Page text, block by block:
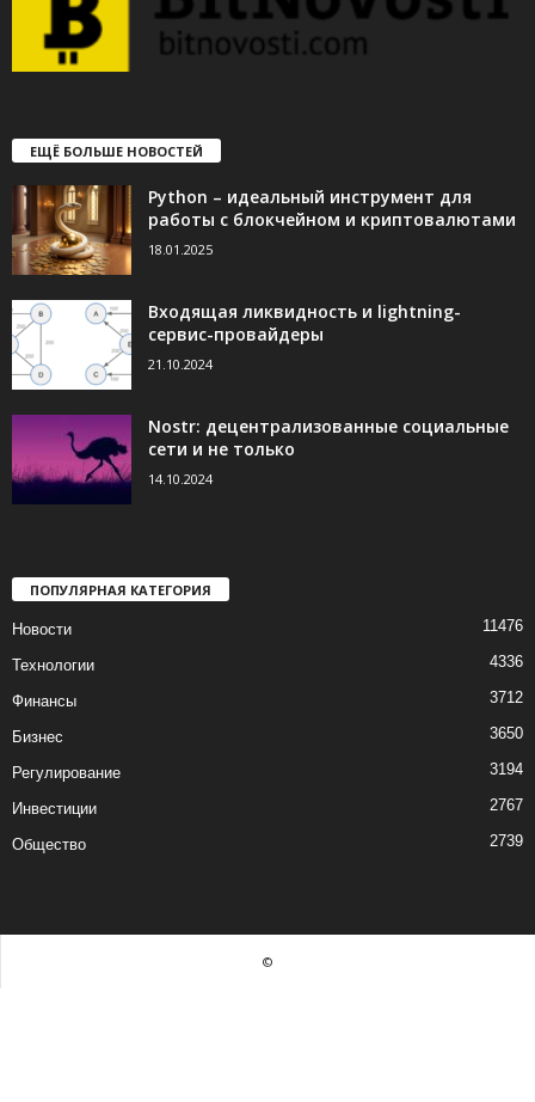
ЕЩЁ БОЛЬШЕ НОВОСТЕЙ
Python – идеальный инструмент для
работы с блокчейном и криптовалютами
18.01.2025
Входящая ликвидность и lightning-
сервис-провайдеры
21.10.2024
Nostr: децентрализованные социальные
сети и не только
14.10.2024
ПОПУЛЯРНАЯ КАТЕГОРИЯ
Новости 11476
Технологии 4336
Финансы 3712
Бизнес 3650
Регулирование 3194
Инвестиции 2767
Общество 2739
©